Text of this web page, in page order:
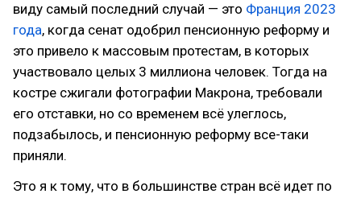
виду самый последний случай — это Франция 2023
года, когда сенат одобрил пенсионную реформу и
это привело к массовым протестам, в которых
участвовало целых 3 миллиона человек. Тогда на
костре сжигали фотографии Макрона, требовали
его отставки, но со временем всё улеглось,
подзабылось, и пенсионную реформу все-таки
приняли.
Это я к тому, что в большинстве стран всё идет по